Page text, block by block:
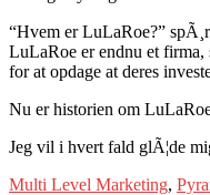
“Hvem er LuLaRoe?”
LuLaRoe er endnu et firma,
for at opdage at deres
Nu er historien om
Jeg vil i hvert fald glÃ¦de
Multi Level Marketing,